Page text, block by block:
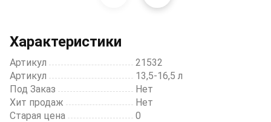
12
Характеристики
Артикул
21532
Артикул
13,5-16,5 л
Под Заказ
Нет
Хит продаж
Нет
Старая цена
0